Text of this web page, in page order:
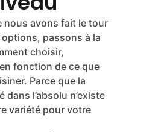
et
avons fait le tour